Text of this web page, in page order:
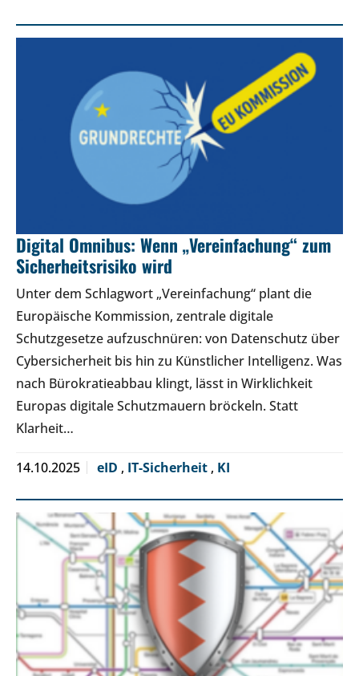
Digital Omnibus: Wenn „Vereinfachung“ zum
Sicherheitsrisiko wird
Unter dem Schlagwort „Vereinfachung“ plant die
Europäische Kommission, zentrale digitale
Schutzgesetze aufzuschnüren: von Datenschutz über
Cybersicherheit bis hin zu Künstlicher Intelligenz. Was
nach Bürokratieabbau klingt, lässt in Wirklichkeit
Europas digitale Schutzmauern bröckeln. Statt
Klarheit…
14.10.2025 eID , IT-Sicherheit , KI